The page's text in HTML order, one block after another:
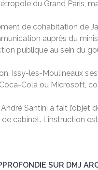
du Grand Paris,
de cohabitation de
auprès du
publique au sein du
Issy-les-Moulineaux
Cola ou Microsoft,
Santini a fait
cabinet. L’instruction
SUR DMJ